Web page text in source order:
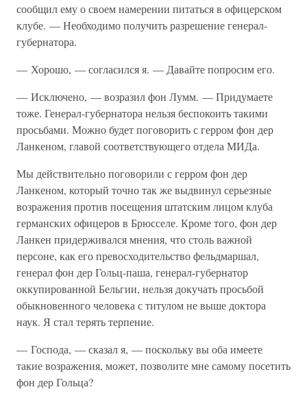
сообщил ему о своем намерении питаться в офицерском
клубе. — Необходимо получить разрешение генерал-
губернатора.
— Хорошо, — согласился я. — Давайте попросим его.
— Исключено, — возразил фон Лумм. — Придумаете
тоже. Генерал-губернатора нельзя беспокоить такими
просьбами. Можно будет поговорить с герром фон дер
Ланкеном, главой соответствующего отдела МИДа.
Мы действительно поговорили с герром фон дер
Ланкеном, который точно так же выдвинул серьезные
возражения против посещения штатским лицом клуба
германских офицеров в Брюсселе. Кроме того, фон дер
Ланкен придерживался мнения, что столь важной
персоне, как его превосходительство фельдмаршал,
генерал фон дер Гольц-паша, генерал-губернатор
оккупированной Бельгии, нельзя докучать просьбой
обыкновенного человека с титулом не выше доктора
наук. Я стал терять терпение.
— Господа, — сказал я, — поскольку вы оба имеете
такие возражения, может, позволите мне самому посетить
фон дер Гольца?